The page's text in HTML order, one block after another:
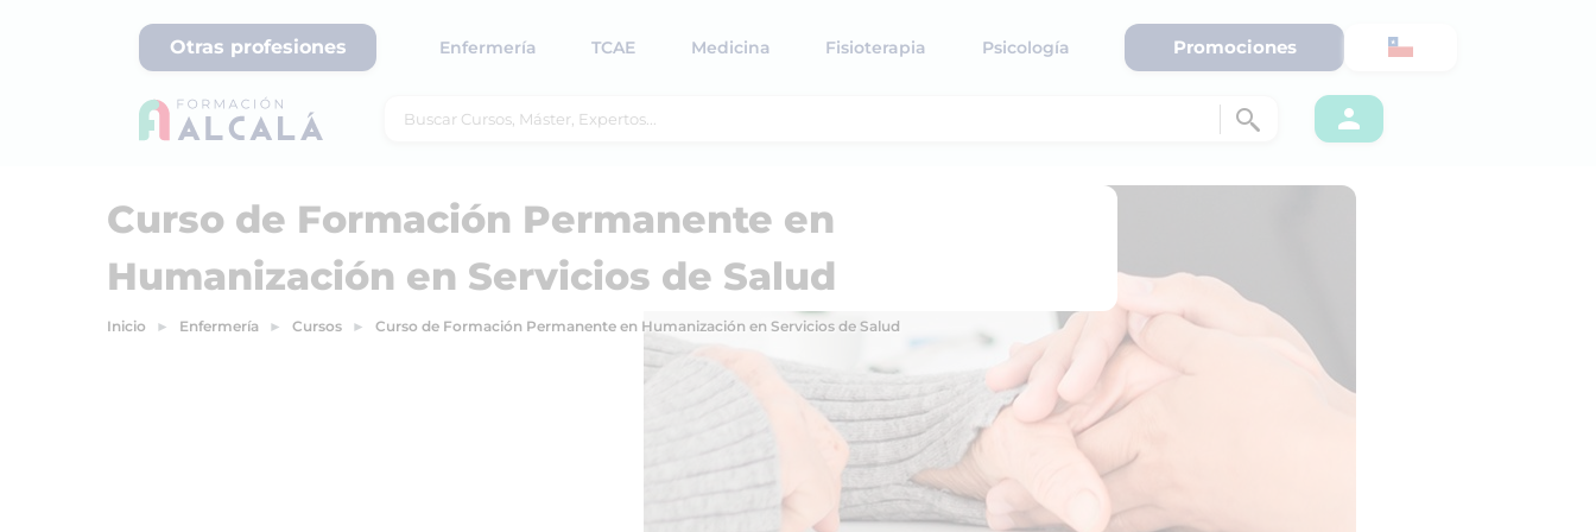
Otras profesiones Enfermería TCAE Medicina Fisioterapia Psicología Promociones
Curso de Formación Permanente en
Humanización en Servicios de Salud
Inicio Enfermería Cursos Curso de Formación Permanente en Humanización en Servicios de Salud